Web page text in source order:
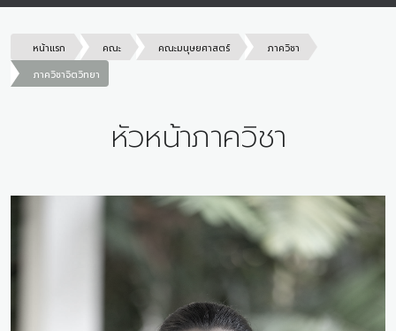
หน้าแรก คณะ คณะมนุษยศาสตร์
ภาควิชา
ภาควิชาจิตวิทยา
หัวหน้าภาควิชา